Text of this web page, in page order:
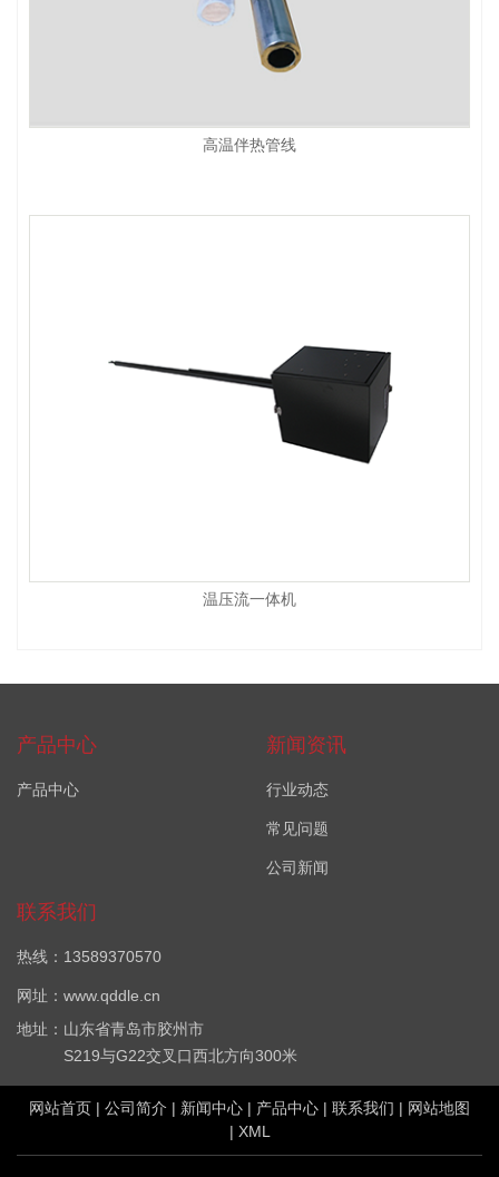
高温伴热管线
温压流一体机
产品中心
产品中心
新闻资讯
行业动态
常见问题
公司新闻
联系我们
热线：13589370570
网址：www.qddle.cn
地址：山东省青岛市胶州市
S219与G22交叉口西北方向300米
网站首页 | 公司简介 | 新闻中心 | 产品中心 | 联系我们 | 网站地图
| XML